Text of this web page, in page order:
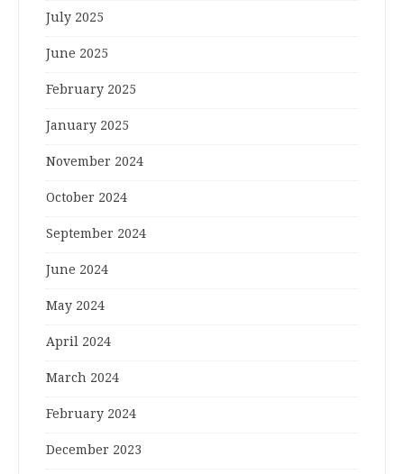
July 2025
June 2025
February 2025
January 2025
November 2024
October 2024
September 2024
June 2024
May 2024
April 2024
March 2024
February 2024
December 2023